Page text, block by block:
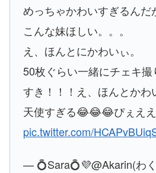
めっちゃかわいすぎるんだ
こんな妹ほしい。。。
え、ほんとにかわいぃ。
50枚ぐらい一緒にチェキ撮
すき！！！え、ほんとかわ
天使すぎる😂😂😂ぴぇええ
pic.twitter.com/
— 💍Sara💍💜@Akarin(わ